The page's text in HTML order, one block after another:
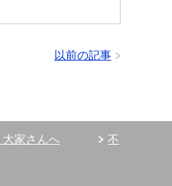
以前の記事
家さんへ
不